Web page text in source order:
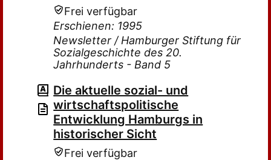
Frei verfügbar
Erschienen: 1995
Newsletter / Hamburger Stiftung für
Sozialgeschichte des 20.
Jahrhunderts - Band 5
Die aktuelle sozial- und
wirtschaftspolitische
Entwicklung Hamburgs in
historischer Sicht
Frei verfügbar